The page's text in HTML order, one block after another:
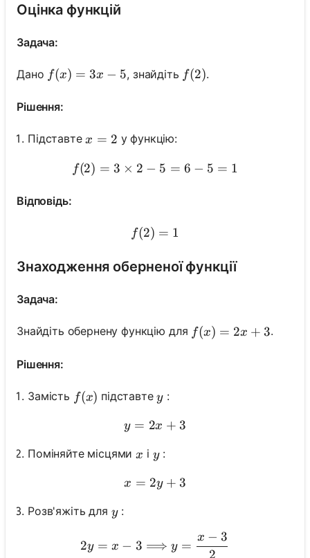
Увійдіть
Оцінка функцій
Задача:
Дано f(x)=3 x-5
f(x) = 3x − 5, знайдіть f(2)
f(2).
Рішення:
Підставтеx=2
x = 2 у функцію:
f(2)=3 \times 2-5=6-5=1
f(2) = 3 × 2 − 5 = 6 − 5 = 1
Відповідь:
f(2)=1
f(2) = 1
Знаходження оберненої функції
Задача:
Знайдіть обернену функцію для f(x)=2 x+3
f(x) = 2x + 3.
Рішення:
Замість f(x)
f(x) підставтеy
y:
y=2 x+3
y = 2x + 3
Поміняйте місцямиx
x і y
y:
x=2 y+3
x = 2y + 3
Розв'яжіть для y
y:
2 y=x-3
2y = x − 3 ⟹ y =
2
x − 3